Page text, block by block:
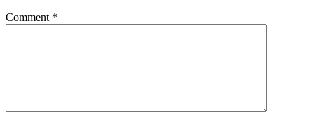
Comment *